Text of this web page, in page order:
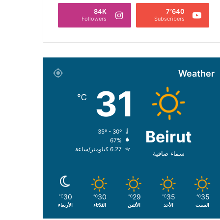
7٬640
Subscribers
84K
Followers
Weather
Beirut
سماء صافية
31
℃
67%
6.27 كيلومتر/ساعة
35
℃
السبت
35
℃
الأحد
29
℃
الأثنين
30
℃
الثلاثاء
30
℃
الأربعاء